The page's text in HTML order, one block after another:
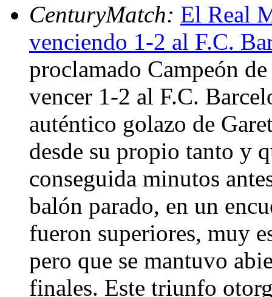
CenturyMatch: El Real
venciendo 1-2 al F.C.
proclamado Campeón
vencer 1-2 al F.C.
auténtico golazo de
desde su propio tanto y
conseguida minutos
balón parado, en un
fueron superiores, muy
pero que se mantuvo
finales. Este triunfo